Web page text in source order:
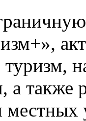
также
местных